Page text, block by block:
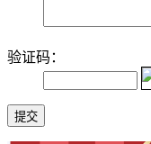
验证码：